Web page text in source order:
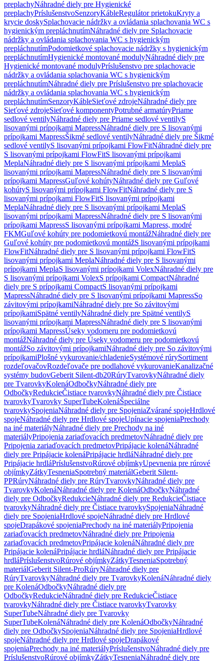
preplachyNáhradné diely pre Hygienické
preplachyPríslušenstvoSenzoryKábleRegulátor prietokuKryty a
krycie doskySplachovacie nádržky a ovládania splachovania WC s
hygienickým prepláchnutímNáhradné diely pre Splachovacie
nádržky a ovládania splachovania WC s hygienickým
prepláchnutímPodomietkové splachovacie nádržky s hygienickým
prepláchnutímHygienické montované modulyNáhradné diely pre
Hygienické montované modulyPríslušenstvo pre splachovacie
nádržky a ovládania splachovania WC s hygienickým
prepláchnutímNáhradné diely pre Príslušenstvo pre splachovacie
nádržky a ovládania splachovania WC s hygienickým
prepláchnutímSenzoryKábleSieťové zdrojeNáhradné diely pre
Sieťové zdrojeSieťové komponentyPotrubné armatúryPriame
sedlové ventilyNáhradné diely pre Priame sedlové ventilyS
lisovanými prípojkami MapressNáhradné diely pre S lisovanými
prípojkami MapressŠikmé sedlové ventilyNáhradné diely pre Šikmé
sedlové ventilyS lisovanými prípojkami FlowFitNáhradné diely pre
S lisovanými prípojkami FlowFitS lisovanými prípojkami
MeplaNáhradné diely pre S lisovanými prípojkami MeplaS
lisovanými prípojkami MapressNáhradné diely pre S lisovanými
prípojkami MapressGuľové kohútyNáhradné diely pre Guľové
kohútyS lisovanými prípojkami FlowFitNáhradné diely pre S
lisovanými prípojkami FlowFitS lisovanými prípojkami
MeplaNáhradné diely pre S lisovanými prípojkami MeplaS
lisovanými prípojkami MapressNáhradné diely pre S lisovanými
prípojkami MapressS lisovanými prípojkami Mapress, modré
FKMGuľové kohúty pre podomietkovú montážNáhradné diely pre
Guľové kohúty pre podomietkovú montážS lisovanými prípojkami
FlowFitNáhradné diely pre S lisovanými prípojkami FlowFitS
lisovanými prípojkami MeplaNáhradné diely pre S lisovanými
prípojkami MeplaS lisovanými prípojkami VolexNáhradné diely pre
S lisovanými prípojkami VolexS prípojkami CompactNáhradné
diely pre S prípojkami CompactS lisovanými prípojkami
MapressNáhradné diely pre S lisovanými prípojkami MapressSo
závitovými prípojkamiNáhradné diely pre So závitovými
prípojkamiSpätné ventilyNáhradné diely pre Spätné ventilyS
lisovanými prípojkami MapressNáhradné diely pre S lisovanými
prípojkami MapressÚseky vodomeru pre podomietkovú
montážNáhradné diely pre Úseky vodomeru pre podomietkovú
montážSo závitovými prípojkamiNáhradné diely pre So závitovými
prípojkamiPlošné vykurovanie/chladenieSystémové rúrySortiment
rozdeľovačovRozdeľovače pre podlahové vykurovanieKanalizačné
systémy budovGeberit Silent-db20RúryTvarovkyNáhradné diely
pre TvarovkyKolenáOdbočkyNáhradné diely pre
OdbočkyRedukcieČistiace tvarovkyNáhradné diely pre Čistiace
tvarovkyTvarovky SuperTubeKolenáŠpeciálne
tvarovkySpojeniaNáhradné diely pre SpojeniaZvárané spojeHrdlové
spojeNáhradné diely pre Hrdlové spojeUpínacie spojeniaPrechody
na iné materiályNáhradné diely pre Prechody na iné
materiályPripojenia zariaďovacích predmetovNáhradné diely pre
Pripojenia zariaďovacích predmetovPripájacie kolenáNáhradné
diely pre Pripájacie kolenáPripájacie hrdláNáhradné diely pre
Pripájacie hrdláPríslušenstvoRúrové objímkyUpevnenia pre rúrové
objímkyZátkyTesneniaSpotrebný materiálGeberit Silent-
PPRúryNáhradné diely pre RúryTvarovkyNáhradné diely pre
TvarovkyKolenáNáhradné diely pre KolenáOdbočkyNáhradné
diely pre OdbočkyRedukcieNáhradné diely pre RedukcieČistiace
tvarovkyNáhradné diely pre Čistiace tvarovkySpojeniaNáhradné
diely pre SpojeniaHrdlové spojeNáhradné diely pre Hrdlové
spojeDrapákové spojeniaPrechody na iné materiályPripojenia
zariaďovacích predmetovNáhradné diely pre Pripojenia
zariaďovacích predmetovPripájacie kolenáNáhradné diely pre
Pripájacie kolenáPripájacie hrdláNáhradné diely pre Pripájacie
hrdláPríslušenstvoRúrové objímkyZátkyTesneniaSpotrebný
materiálGeberit Silent-ProRúryNáhradné diely pre
RúryTvarovkyNáhradné diely pre TvarovkyKolenáNáhradné diely
pre KolenáOdbočkyNáhradné diely pre
OdbočkyRedukcieNáhradné diely pre RedukcieČistiace
tvarovkyNáhradné diely pre Čistiace tvarovkyTvarovky
SuperTubeNáhradné diely pre Tvarovky
SuperTubeKolenáNáhradné diely pre KolenáOdbočkyNáhradné
diely pre OdbočkySpojeniaNáhradné diely pre SpojeniaHrdlové
spojeNáhradné diely pre Hrdlové spojeDrapákové
spojeniaPrechody na iné materiályPríslušenstvoNáhradné diely pre
PríslušenstvoRúrové objímkyZátkyTesneniaNáhradné diely pre